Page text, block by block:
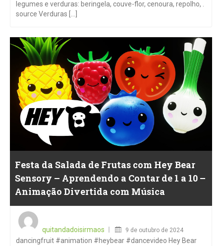
legumes e verduras: beringela, couve-flor, cenoura, repolho, .
source Verduras [...]
Festa da Salada de Frutas com Hey Bear
Sensory – Aprendendo a Contar de 1 a 10 –
Animação Divertida com Música
quitandadoisirmaos
9 de outubro de 2024
dancingfruit #animation #heybear #dancevideo Hey Bear